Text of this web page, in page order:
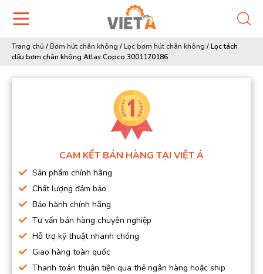
Trang chủ /Bơm hút chân không /Lọc bơm hút chân không /Lọc tách
dầu bơm chân không Atlas Copco 3001170186
CAM KẾT BÁN HÀNG TẠI VIỆT Á
Sản phẩm chính hãng
Chất lượng đảm bảo
Bảo hành chính hãng
Tư vấn bán hàng chuyên nghiệp
Hỗ trợ kỹ thuật nhanh chóng
Giao hàng toàn quốc
Thanh toán thuận tiện qua thẻ ngân hàng hoặc ship